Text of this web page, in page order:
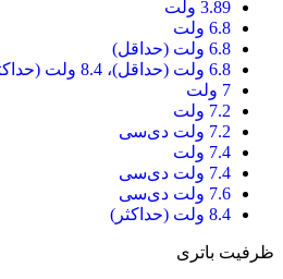
3.89 ولت
6.8 ولت
6.8 ولت (حداقل)
6.8 ولت (حداقل)، 8.4 ولت (حداکثر)
7 ولت
7.2 ولت
7.2 ولت دی‌سی
7.4 ولت
7.4 ولت دی‌سی
7.6 ولت دی‌سی
8.4 ولت (حداکثر)
ظرفیت باتری